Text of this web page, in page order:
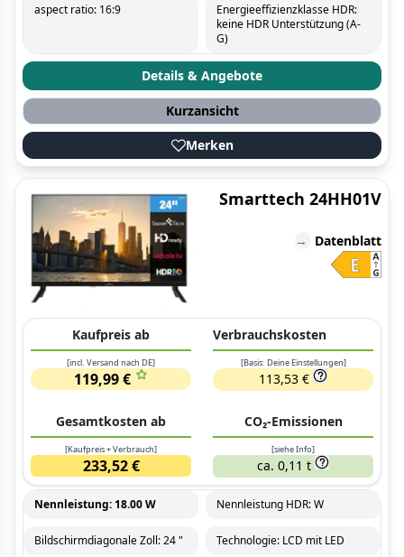
aspect ratio: 16:9
Energieeffizienzklasse HDR:
keine HDR Unterstützung (A-
G)
Details & Angebote
Kurzansicht
Merken
Smarttech 24HH01V
→ Datenblatt
Kaufpreis ab
[incl. Versand nach DE]
119,99 €
Verbrauchskosten
[Basis: Deine Einstellungen]
113,53 €
Gesamtkosten ab
[Kaufpreis + Verbrauch]
233,52 €
CO₂-Emissionen
[siehe Info]
ca. 0,11 t
Nennleistung: 18.00 W Nennleistung HDR: W
Bildschirmdiagonale Zoll: 24 " Technologie: LCD mit LED